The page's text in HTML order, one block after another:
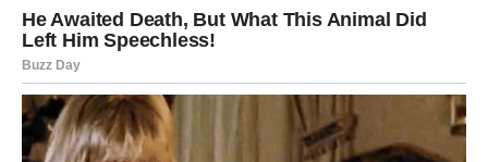
Device danas mogu osetiti potrebu da naprave red u
svojim mislima i planovima. Međutim, sudbina može imati
drugačije planove.
Jedna situacija koja se bude pojavila tokom dana može